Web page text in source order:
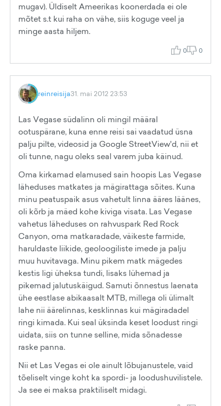
mugav). Üldiselt Ameerikas koonerdada ei ole
mõtet s.t kui raha on vähe, siis koguge veel ja
minge aasta hiljem.
0 0
reinreisija31. mai 2012 23:53
Las Vegase südalinn oli mingil määral
ootuspärane, kuna enne reisi sai vaadatud üsna
palju pilte, videosid ja Google StreetView'd, nii et
oli tunne, nagu oleks seal varem juba käinud.
Oma kirkamad elamused sain hoopis Las Vegase
läheduses matkates ja mägirattaga sõites. Kuna
minu peatuspaik asus vahetult linna ääres läänes,
oli kõrb ja mäed kohe kiviga visata. Las Vegase
vahetus läheduses on rahvuspark Red Rock
Canyon, oma matkaradade, väikeste farmide,
haruldaste liikide, geoloogiliste imede ja palju
muu huvitavaga. Minu pikem matk mägedes
kestis ligi üheksa tundi, lisaks lühemad ja
pikemad jalutuskäigud. Samuti õnnestus laenata
ühe eestlase abikaasalt MTB, millega oli ülimalt
lahe nii äärelinnas, kesklinnas kui mägiradadel
ringi kimada. Kui seal üksinda keset loodust ringi
uidata, siis on tunne selline, mida sõnadesse
raske panna.
Nii et Las Vegas ei ole ainult lõbujanustele, vaid
tõeliselt vinge koht ka spordi- ja loodushuvilistele.
Ja see ei maksa praktiliselt midagi.